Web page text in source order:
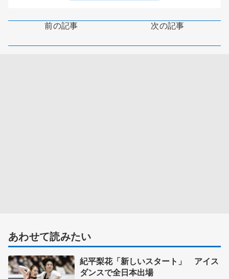
前の記事 次の記事
あわせて読みたい
紀平梨花「新しいスタート」 アイス
ダンスで全日本出場